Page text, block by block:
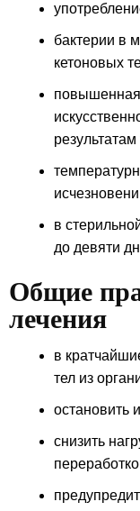
бактерии в
кетоновых
повышенная
результатам
в
до девяти
Общие
лечения
в
тел из
остановить
снизить